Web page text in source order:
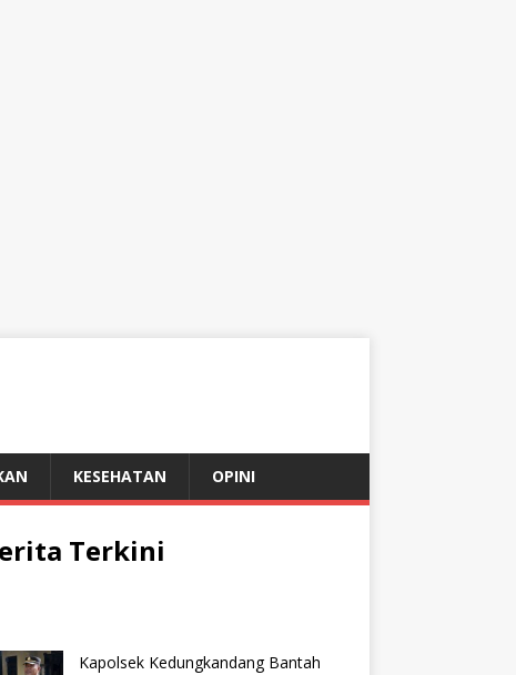
KESEHATAN OPINI
Terkini
Kapolsek Kedungkandang Bantah